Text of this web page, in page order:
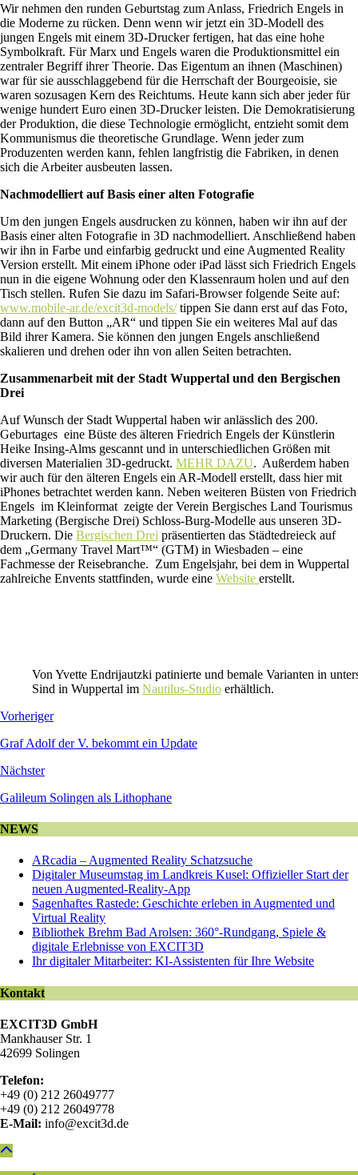
Wir nehmen den runden Geburtstag zum Anlass, Friedrich Engels in
die Moderne zu rücken. Denn wenn wir jetzt ein 3D-Modell des
jungen Engels mit einem 3D-Drucker fertigen, hat das eine hohe
Symbolkraft. Für Marx und Engels waren die Produktionsmittel ein
zentraler Begriff ihrer Theorie. Das Eigentum an ihnen (Maschinen)
war für sie ausschlaggebend für die Herrschaft der Bourgeoisie, sie
waren sozusagen Kern des Reichtums. Heute kann sich aber jeder für
wenige hundert Euro einen 3D-Drucker leisten. Die Demokratisierung
der Produktion, die diese Technologie ermöglicht, entzieht somit dem
Kommunismus die theoretische Grundlage. Wenn jeder zum
Produzenten werden kann, fehlen langfristig die Fabriken, in denen
sich die Arbeiter ausbeuten lassen.
Nachmodelliert auf Basis einer alten Fotografie
Um den jungen Engels ausdrucken zu können, haben wir ihn auf der
Basis einer alten Fotografie in 3D nachmodelliert. Anschließend haben
wir ihn in Farbe und einfarbig gedruckt und eine Augmented Reality
Version erstellt. Mit einem iPhone oder iPad lässt sich Friedrich Engels
nun in die eigene Wohnung oder den Klassenraum holen und auf den
Tisch stellen. Rufen Sie dazu im Safari-Browser folgende Seite auf:
www.mobile-ar.de/excit3d-models/tippen Sie dann erst auf das Foto,
dann auf den Button „AR“ und tippen Sie ein weiteres Mal auf das
Bild ihrer Kamera. Sie können den jungen Engels anschließend
skalieren und drehen oder ihn von allen Seiten betrachten.
Zusammenarbeit mit der Stadt Wuppertal und den Bergischen
Drei
Auf Wunsch der Stadt Wuppertal haben wir anlässlich des 200.
Geburtages eine Büste des älteren Friedrich Engels der Künstlerin
Heike Insing-Alms gescannt und in unterschiedlichen Größen mit
diversen Materialien 3D-gedruckt. MEHR DAZU. Außerdem haben
wir auch für den älteren Engels ein AR-Modell erstellt, dass hier mit
iPhones betrachtet werden kann. Neben weiteren Büsten von Friedrich
Engels im Kleinformat zeigte der Verein Bergisches Land Tourismus
Marketing (Bergische Drei) Schloss-Burg-Modelle aus unseren 3D-
Druckern. Die Bergischen Drei präsentierten das Städtedreieck auf
dem „Germany Travel Mart™“ (GTM) in Wiesbaden – eine
Fachmesse der Reisebranche. Zum Engelsjahr, bei dem in Wuppertal
zahlreiche Envents stattfinden, wurde eine Website erstellt.
Von Yvette Endrijautzki patinierte und bemale Varianten in
Sind in Wuppertal im Nautilus-Studio erhältlich.
Vorheriger
Graf Adolf der V. bekommt ein Update
Nächster
Galileum Solingen als Lithophane
NEWS
ARcadia – Augmented Reality Schatzsuche
Digitaler Museumstag im Landkreis Kusel: Offizieller Start der
neuen Augmented-Reality-App
Sagenhaftes Rastede: Geschichte erleben in Augmented und
Virtual Reality
Bibliothek Brehm Bad Arolsen: 360°-Rundgang, Spiele &
digitale Erlebnisse von EXCIT3D
Ihr digitaler Mitarbeiter: KI-Assistenten für Ihre Website
Kontakt
EXCIT3D GmbH
Mankhauser Str. 1
42699 Solingen
Telefon:
+49 (0) 212 26049777
+49 (0) 212 26049778
E-Mail: info@excit3d.de